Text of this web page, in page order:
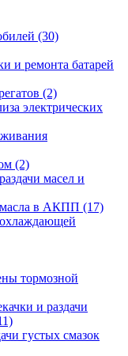
(30)
и ремонта батарей
(2)
электрических
(2)
масел и
масла в АКПП (17)
тормозной
и раздачи
густых смазок